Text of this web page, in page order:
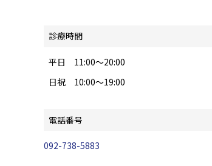
診療時間
平日 11:00～20:00
日祝 10:00～19:00
電話番号
092-738-5883